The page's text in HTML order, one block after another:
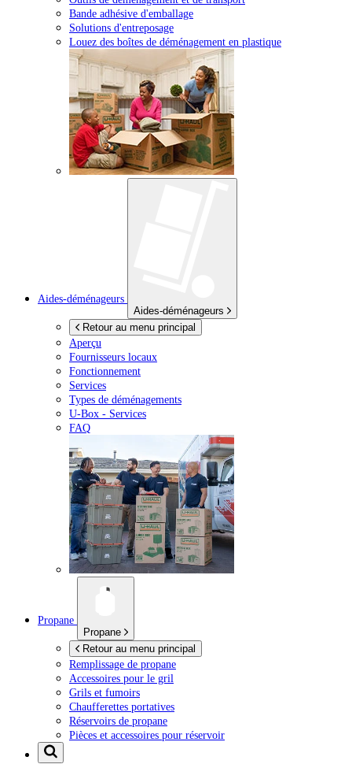
Bande adhésive d'emballage
Solutions d'entreposage
Louez des boîtes de déménagement en plastique
Aides-déménageurs
Aides-déménageurs
Retour au menu principal
Aperçu
Fournisseurs locaux
Fonctionnement
Services
Types de déménagements
U-Box - Services
FAQ
Propane
Propane
Retour au menu principal
Remplissage de propane
Accessoires pour le gril
Grils et fumoirs
Chaufferettes portatives
Réservoirs de propane
Pièces et accessoires pour réservoir